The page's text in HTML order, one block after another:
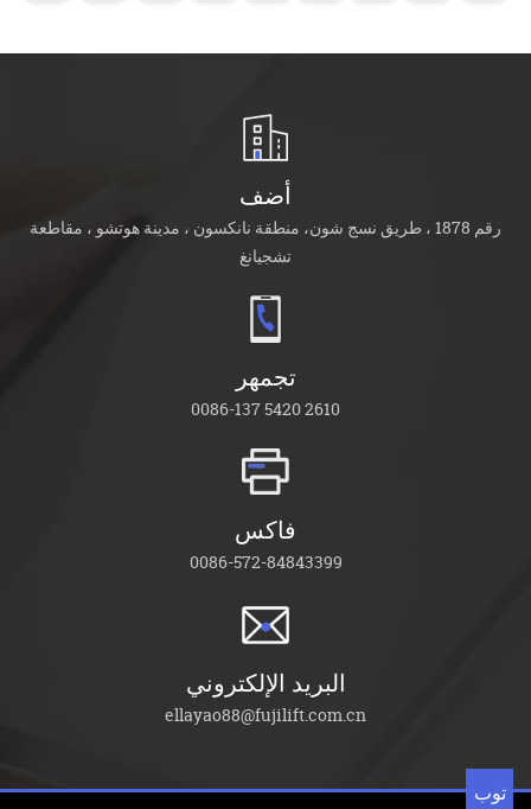
أضف
رقم 1878 ، طريق نسج شون، منطقة نانكسون ، مدينة هوتشو ، مقاطعة
تشجيانغ
تجمهر
0086-137 5420 2610
فاكس
0086-572-84843399
البريد الإلكتروني
ellayao88@fujilift.com.cn
توب